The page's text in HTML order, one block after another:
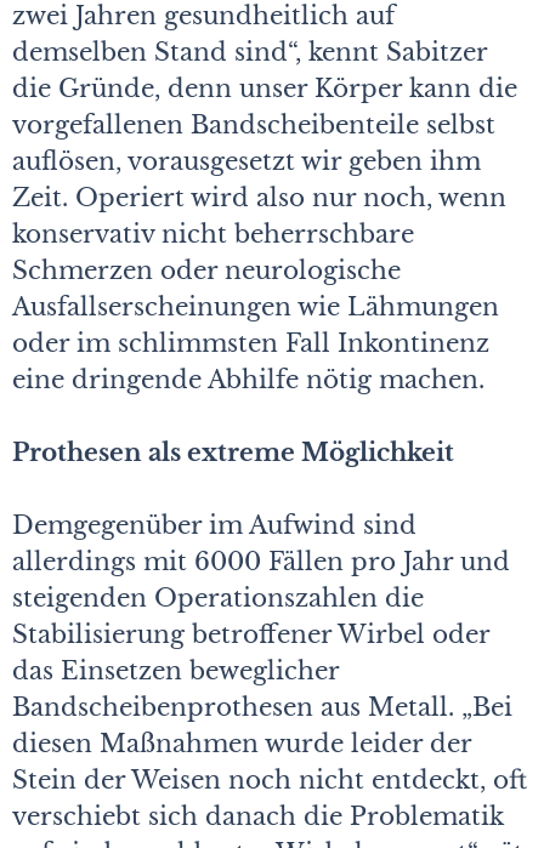
zwei Jahren gesundheitlich auf
demselben Stand sind“, kennt Sabitzer
die Gründe, denn unser Körper kann die
vorgefallenen Bandscheibenteile selbst
auflösen, vorausgesetzt wir geben ihm
Zeit. Operiert wird also nur noch, wenn
konservativ nicht beherrschbare
Schmerzen oder neurologische
Ausfallserscheinungen wie Lähmungen
oder im schlimmsten Fall Inkontinenz
eine dringende Abhilfe nötig machen.
Prothesen als extreme Möglichkeit
Demgegenüber im Aufwind sind
allerdings mit 6000 Fällen pro Jahr und
steigenden Operationszahlen die
Stabilisierung betroffener Wirbel oder
das Einsetzen beweglicher
Bandscheibenprothesen aus Metall. „Bei
diesen Maßnahmen wurde leider der
Stein der Weisen noch nicht entdeckt, oft
verschiebt sich danach die Problematik